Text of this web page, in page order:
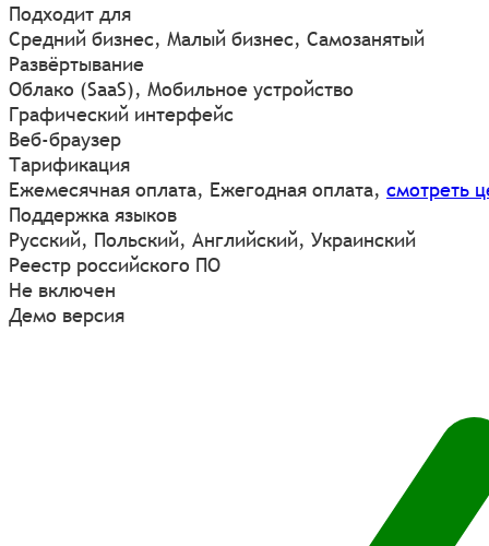
Подходит для
Средний бизнес, Малый бизнес, Самозанятый
Развёртывание
Облако (SaaS), Мобильное устройство
Графический интерфейс
Веб-браузер
Тарификация
Ежемесячная оплата, Ежегодная оплата, смотреть
Поддержка языков
Русский, Польский, Английский, Украинский
Реестр российского ПО
Не включен
Демо версия